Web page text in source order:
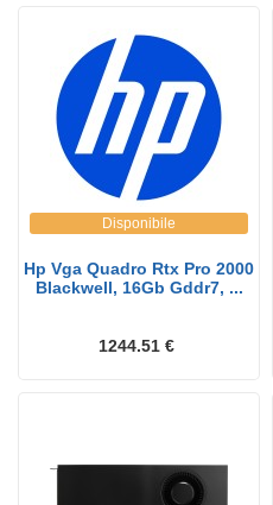
Disponibile
Hp Vga Quadro Rtx Pro 2000
Blackwell, 16Gb Gddr7, ...
1244.51 €